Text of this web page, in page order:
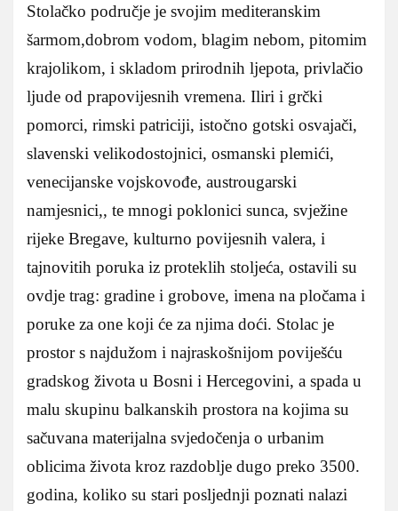
Stolačko područje je svojim mediteranskim
šarmom,dobrom vodom, blagim nebom, pitomim
krajolikom, i skladom prirodnih ljepota, privlačio
ljude od prapovijesnih vremena. Iliri i grčki
pomorci, rimski patriciji, istočno gotski osvajači,
slavenski velikodostojnici, osmanski plemići,
venecijanske vojskovođe, austrougarski
namjesnici,, te mnogi poklonici sunca, svježine
rijeke Bregave, kulturno povijesnih valera, i
tajnovitih poruka iz proteklih stoljeća, ostavili su
ovdje trag: gradine i grobove, imena na pločama i
poruke za one koji će za njima doći. Stolac je
prostor s najdužom i najraskošnijom poviješću
gradskog života u Bosni i Hercegovini, a spada u
malu skupinu balkanskih prostora na kojima su
sačuvana materijalna svjedočenja o urbanim
oblicima života kroz razdoblje dugo preko 3500.
godina, koliko su stari posljednji poznati nalazi